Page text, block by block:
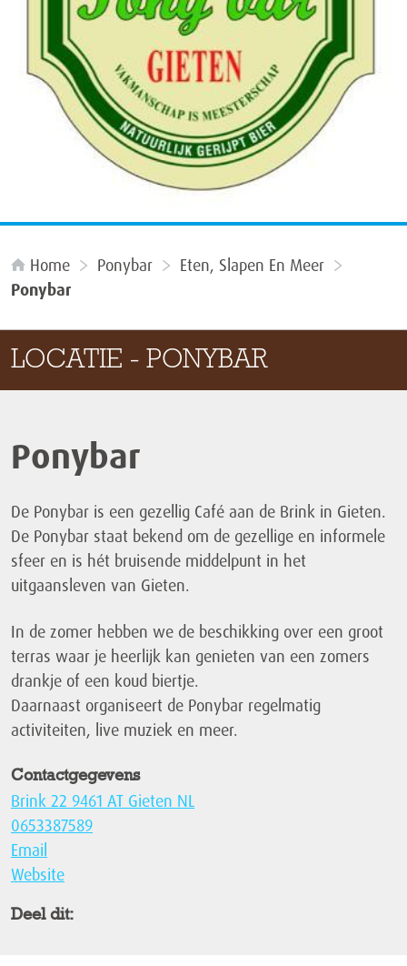
Home Ponybar
Eten, Slapen En Meer
Ponybar
LOCATIE - PONYBAR
Ponybar
De Ponybar is een gezellig Café aan de Brink in Gieten.
De Ponybar staat bekend om de gezellige en informele
sfeer en is hét bruisende middelpunt in het
uitgaansleven van Gieten.
In de zomer hebben we de beschikking over een groot
terras waar je heerlijk kan genieten van een zomers
drankje of een koud biertje.
Daarnaast organiseert de Ponybar regelmatig
activiteiten, live muziek en meer.
Contactgegevens
Brink 22 9461 AT Gieten NL
0653387589
Email
Website
Deel dit: